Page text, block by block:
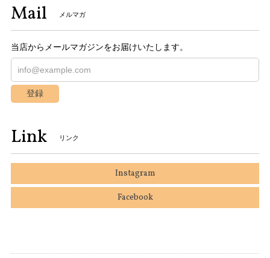
Mail メルマガ
当店からメールマガジンをお届けいたします。
登録
Link リンク
Instagram
Facebook